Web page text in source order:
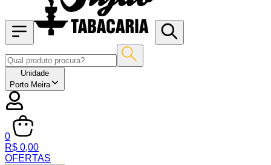
Unidade
Porto Meira
0
R$ 0,00
OFERTAS